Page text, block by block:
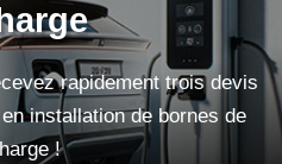
rapidement trois devis
installation de bornes de
!